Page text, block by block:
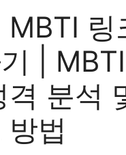
MBTI 링
|
격 분석
법